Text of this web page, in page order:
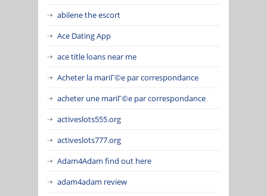
abilene the escort
Ace Dating App
ace title loans near me
Acheter la mariГ©e par correspondance
acheter une mariГ©e par correspondance
activeslots555.org
activeslots777.org
Adam4Adam find out here
adam4adam review